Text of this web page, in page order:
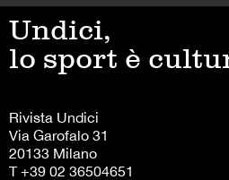
Undici,
lo sport è
Rivista Undici
Via Garofalo 31
20133 Milano
T +39 02 36504651